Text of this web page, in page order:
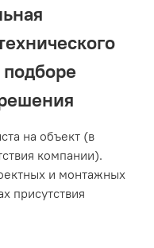
на объект (в
компании).
и монтажных
присутствия